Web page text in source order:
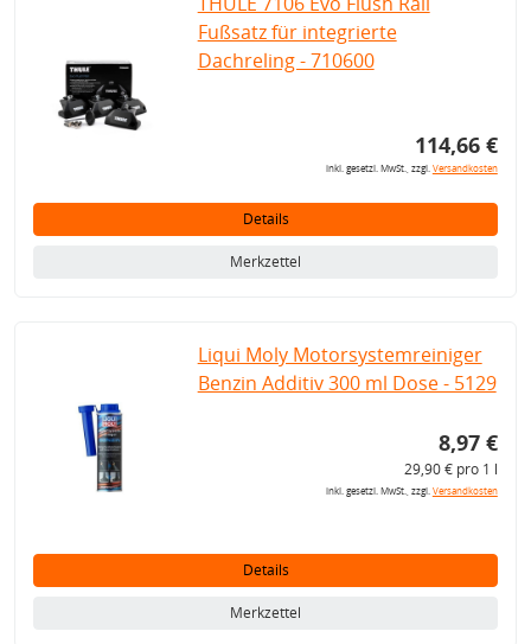
Fußsatz für integrierte
Dachreling - 710600
114,66 €
inkl. gesetzl. MwSt., zzgl.Versandkosten
Details
Merkzettel
Liqui Moly Motorsystemreiniger
Benzin Additiv 300 ml Dose - 5129
8,97 €
29,90 € pro 1 l
inkl. gesetzl. MwSt., zzgl.Versandkosten
Details
Merkzettel